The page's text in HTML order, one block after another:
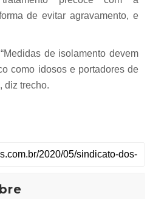
de evitar agravamento, e
de isolamento devem
como idosos e portadores de
diz trecho.